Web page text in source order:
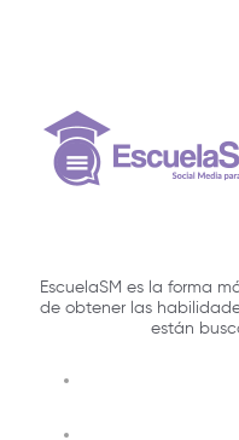
EscuelaSM es la forma
de obtener las
están